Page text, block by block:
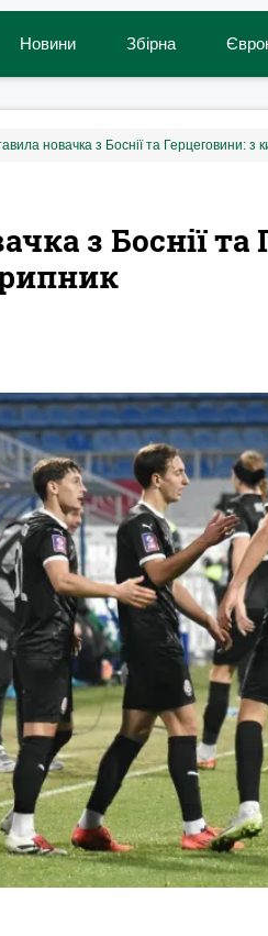
Новини Збірна
новачка з Боснії та Герцеговини:
з Боснії та